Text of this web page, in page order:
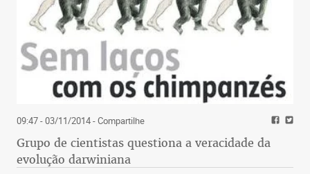
09:47 - 03/11/2014- Compartilhe
Grupo de cientistas questiona a veracidade da
evolução darwiniana